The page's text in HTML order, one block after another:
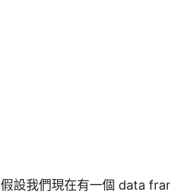
假設我們現在有一個 data